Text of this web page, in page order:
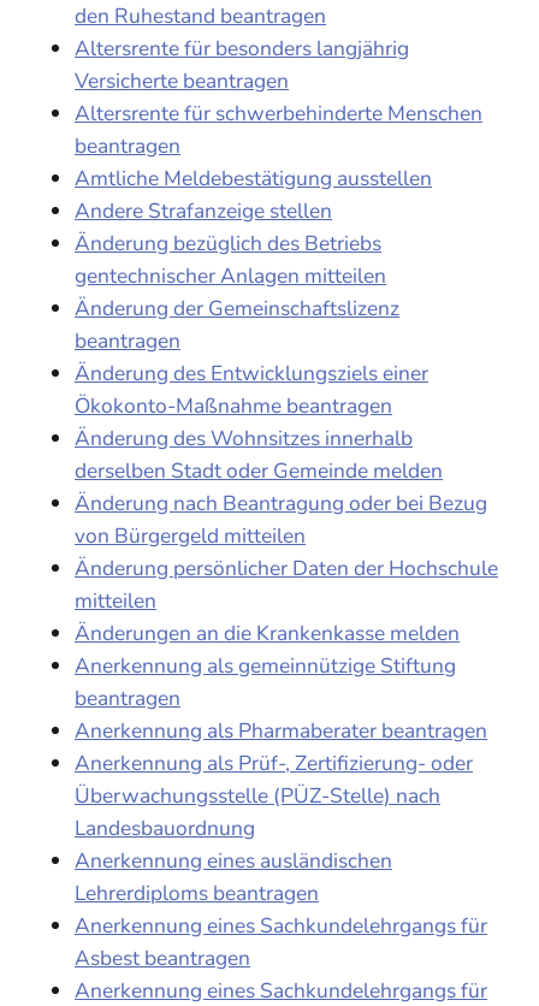
den Ruhestand beantragen
Altersrente für besonders langjährig
Versicherte beantragen
Altersrente für schwerbehinderte Menschen
beantragen
Amtliche Meldebestätigung ausstellen
Andere Strafanzeige stellen
Änderung bezüglich des Betriebs
gentechnischer Anlagen mitteilen
Änderung der Gemeinschaftslizenz
beantragen
Änderung des Entwicklungsziels einer
Ökokonto-Maßnahme beantragen
Änderung des Wohnsitzes innerhalb
derselben Stadt oder Gemeinde melden
Änderung nach Beantragung oder bei Bezug
von Bürgergeld mitteilen
Änderung persönlicher Daten der Hochschule
mitteilen
Änderungen an die Krankenkasse melden
Anerkennung als gemeinnützige Stiftung
beantragen
Anerkennung als Pharmaberater beantragen
Anerkennung als Prüf-, Zertifizierung- oder
Überwachungsstelle (PÜZ-Stelle) nach
Landesbauordnung
Anerkennung eines ausländischen
Lehrerdiploms beantragen
Anerkennung eines Sachkundelehrgangs für
Asbest beantragen
Anerkennung eines Sachkundelehrgangs für